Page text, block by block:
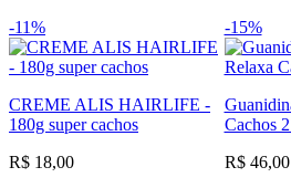
-11%
CREME ALIS HAIRLIFE -
180g super cachos
R$ 18,00
-15%
Cachos
R$ 46,00